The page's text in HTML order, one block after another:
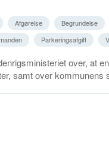
Afgørelse Begrundelse
Parkeringsafgift
over, at
samt over kommunens